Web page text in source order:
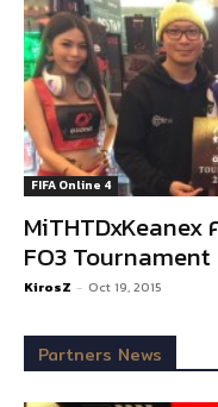
FIFA Online 4
FO3 Tournament
KirosZ - Oct 19, 2015
Partners News